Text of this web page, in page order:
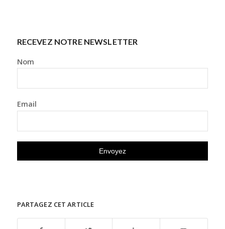
RECEVEZ NOTRE NEWSLETTER
Nom
Email
PARTAGEZ CET ARTICLE